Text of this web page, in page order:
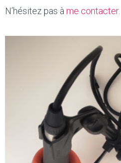
N’hésitez pas à me contacter.